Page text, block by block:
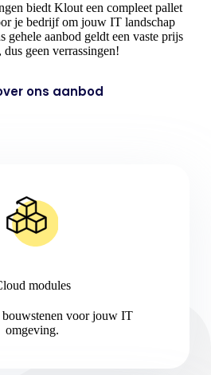
biedt Klout een compleet pallet
je bedrijf om jouw IT landschap
gehele aanbod geldt een vaste prijs
dus geen verrassingen!
ons aanbod
modules
voor jouw IT
omgeving.